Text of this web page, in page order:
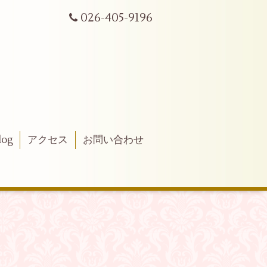
026-405-9196
アクセス お問い合わせ